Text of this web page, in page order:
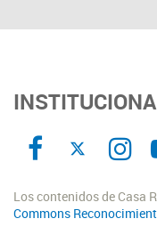
Los contenidos de Casa
Commons